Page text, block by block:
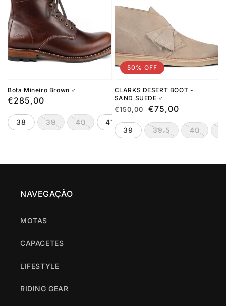
Bota Mineiro Brown ♂️
Preço
normal
€285,00
38 39 40 41 42 43 44
CLARKS DESERT BOOT -
SAND SUEDE ♂️
Preço
normal
€150,00
Preço
de
saldo
€75,00
39 39.5 40
50% OFF
NAVEGAÇÃO
MOTAS
CAPACETES
LIFESTYLE
RIDING GEAR